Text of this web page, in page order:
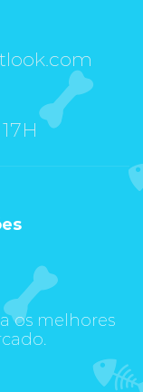
os melhores